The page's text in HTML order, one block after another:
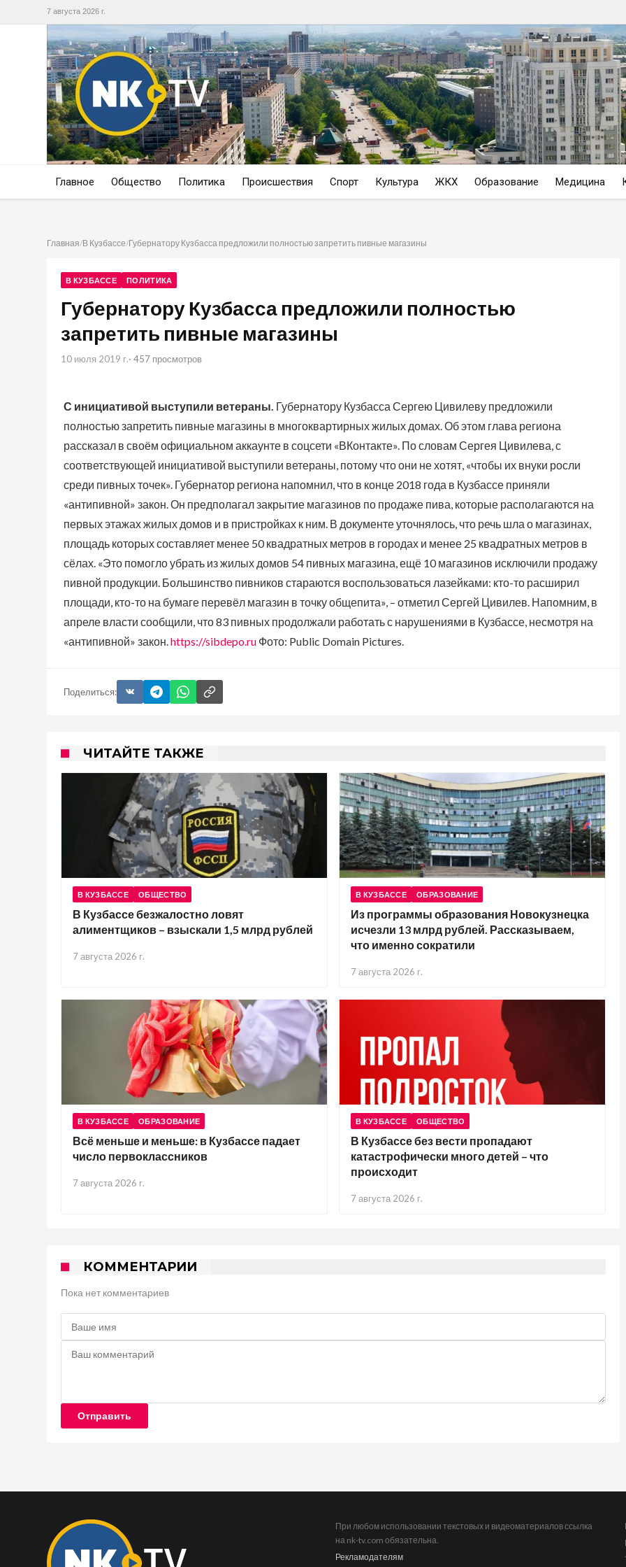
7 августа 2026 г.
Главное Общество Политика Происшествия Спорт Культура ЖКХ Образование Медицина
Главная/В Кузбассе/Губернатору Кузбасса предложили полностью запретить пивные магазины
В КУЗБАССЕ ПОЛИТИКА
Губернатору Кузбасса предложили полностью
запретить пивные магазины
10 июля 2019 г.· 457 просмотров
С инициативой выступили ветераны. Губернатору Кузбасса Сергею Цивилеву предложили
полностью запретить пивные магазины в многоквартирных жилых домах. Об этом глава региона
рассказал в своём официальном аккаунте в соцсети «ВКонтакте». По словам Сергея Цивилева, с
соответствующей инициативой выступили ветераны, потому что они не хотят, «чтобы их внуки росли
среди пивных точек». Губернатор региона напомнил, что в конце 2018 года в Кузбассе приняли
«антипивной» закон. Он предполагал закрытие магазинов по продаже пива, которые располагаются на
первых этажах жилых домов и в пристройках к ним. В документе уточнялось, что речь шла о магазинах,
площадь которых составляет менее 50 квадратных метров в городах и менее 25 квадратных метров в
сёлах. «Это помогло убрать из жилых домов 54 пивных магазина, ещё 10 магазинов исключили продажу
пивной продукции. Большинство пивников стараются воспользоваться лазейками: кто-то расширил
площади, кто-то на бумаге перевёл магазин в точку общепита», – отметил Сергей Цивилев. Напомним, в
апреле власти сообщили, что 83 пивных продолжали работать с нарушениями в Кузбассе, несмотря на
«антипивной» закон.https://sibdepo.ru Фото: Public Domain Pictures.
Поделиться:
ЧИТАЙТЕ ТАКЖЕ
В КУЗБАССЕ ОБЩЕСТВО
В Кузбассе безжалостно ловят
алиментщиков – взыскали 1,5 млрд рублей
7 августа 2026 г.
В КУЗБАССЕ ОБРАЗОВАНИЕ
Из программы образования Новокузнецка
исчезли 13 млрд рублей. Рассказываем,
что именно сократили
7 августа 2026 г.
В КУЗБАССЕ ОБРАЗОВАНИЕ
Всё меньше и меньше: в Кузбассе падает
число первоклассников
7 августа 2026 г.
В КУЗБАССЕ ОБЩЕСТВО
В Кузбассе без вести пропадают
катастрофически много детей – что
происходит
7 августа 2026 г.
КОММЕНТАРИИ
Пока нет комментариев
Отправить
При любом использовании текстовых и видеоматериалов ссылка
на nk-tv.com обязательна.
Рекламодателям